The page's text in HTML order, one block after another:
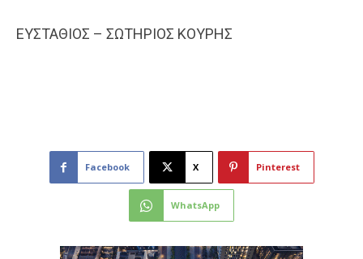
ΕΥΣΤΑΘΙΟΣ – ΣΩΤΗΡΙΟΣ ΚΟΥΡΗΣ
Facebook X Pinterest
WhatsApp